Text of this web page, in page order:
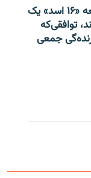
عربستان سعودی، پاکستان و ترکیه روز جمعه «۱۶ اسد» یک
توافقی‌که
جمعی